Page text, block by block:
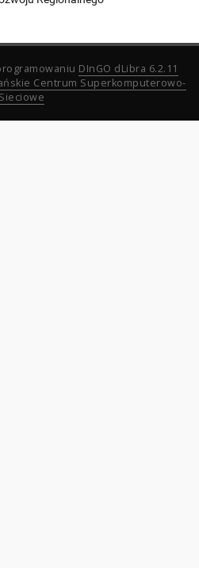
DInGO dLibra 6.2.11
Centrum Superkomputerowo-
Sieciowe